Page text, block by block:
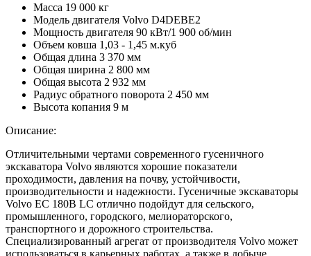
Масса 19 000 кг
Модель двигателя Volvo D4DEВE2
Мощность двигателя 90 кВт/1 900 об/мин
Объем ковша 1,03 - 1,45 м.куб
Общая длина 3 370 мм
Общая ширина 2 800 мм
Общая высота 2 932 мм
Радиус обратного поворота 2 450 мм
Высота копания 9 м
Описание:
Отличительными чертами современного гусеничного
экскаватора Volvo являются хорошие показатели
проходимости, давления на почву, устойчивости,
производительности и надежности. Гусеничные экскаваторы
Volvo EC 180B LC отлично подойдут для сельского,
промышленного, городского, мелиораторского,
транспортного и дорожного строительства.
Специализированный агрегат от производителя Volvo может
использоваться в карьерных работах, а также в добыче